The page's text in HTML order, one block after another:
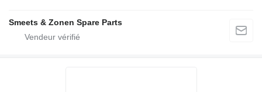
Smeets & Zonen Spare Parts